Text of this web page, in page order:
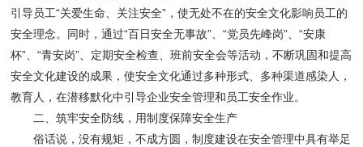
引导员工“关爱生命、关注安全”，使无处不在的安全文化影响员工的
安全理念。同时，通过“百日安全无事故”、“党员先峰岗”、“安康
杯”、“青安岗”、定期安全检查、班前安全会等活动，不断巩固和提高
安全文化建设的成果，使安全文化通过多种形式、多种渠道感染人，
教育人，在潜移默化中引导企业安全管理和员工安全作业。
二、筑牢安全防线，用制度保障安全生产
俗话说，没有规矩，不成方圆，制度建设在安全管理中具有举足